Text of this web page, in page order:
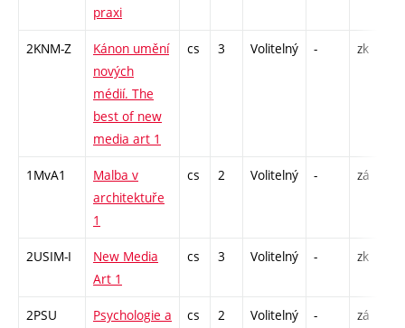
praxi
2KNM-Z
Kánon umění
nových
médií. The
best of new
media art 1
cs 3 Volitelný - zk
1MvA1
Malba v
architektuře
1
cs 2 Volitelný - zá
2USIM-I
New Media
Art 1
cs 3 Volitelný - zk
2PSU
Psychologie a
cs 2 Volitelný - zá